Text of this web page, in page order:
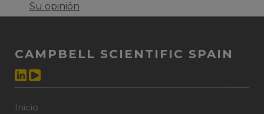
Su opinión
CAMPBELL SCIENTIFIC SPAIN
Inicio